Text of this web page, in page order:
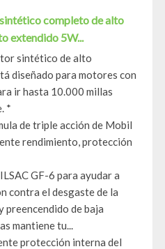
completo de alto
extendido 5W...
sintético de alto
diseñado para motores con
ir hasta 10.000 millas
*
de triple acción de Mobil
rendimiento, protección
GF-6 para ayudar a
contra el desgaste de la
preencendido de baja
mantiene tu...
protección interna del